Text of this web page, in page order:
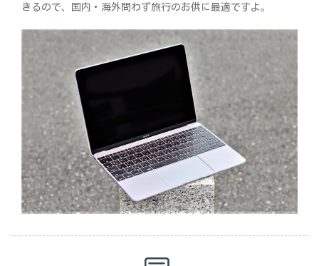
きるので、国内・海外問わず旅行のお供に最適ですよ。